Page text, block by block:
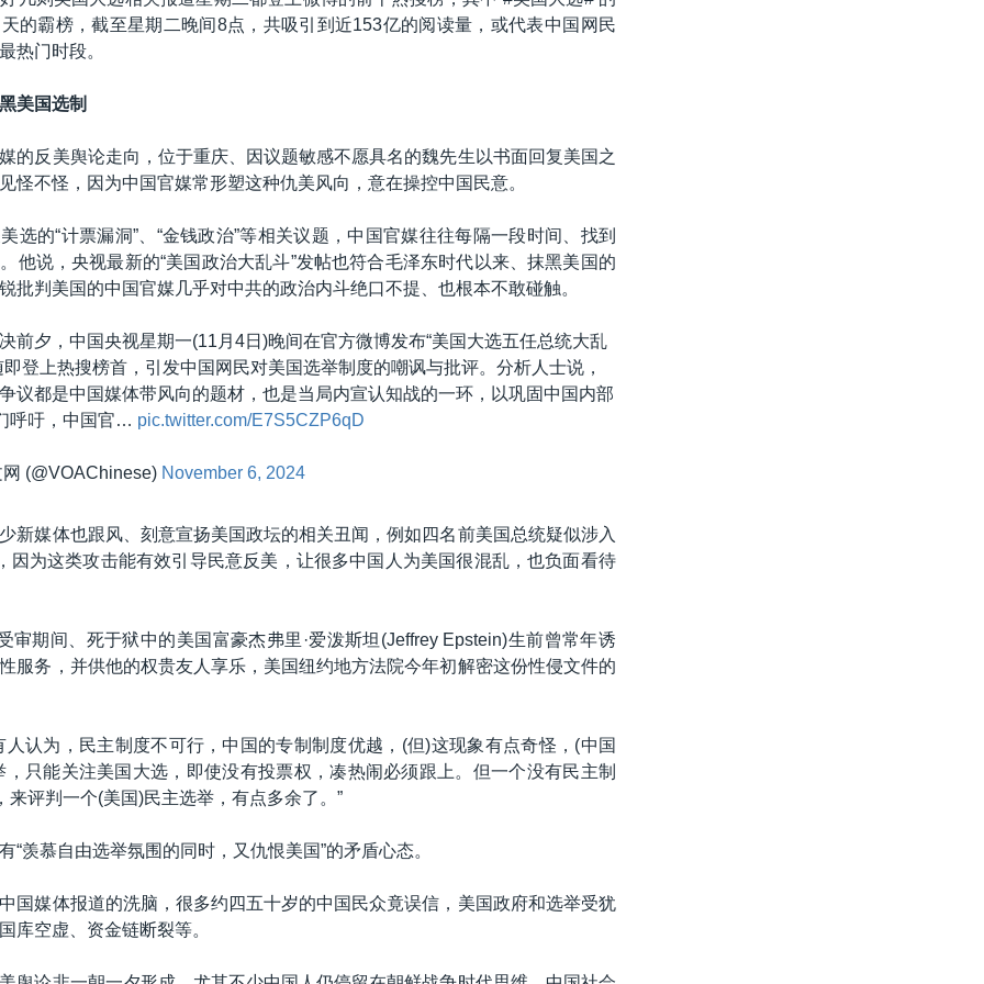
的霸榜，截至星期二晚间8点，共吸引到近153亿的阅读量，或代表中国网民
热门时段。
美国选制
的反美舆论走向，位于重庆、因议题敏感不愿具名的魏先生以书面回复美国之
怪不怪，因为中国官媒常形塑这种仇美风向，意在操控中国民意。
选的“计票漏洞”、“金钱政治”等相关议题，中国官媒往往每隔一段时间、找到
他说，央视最新的“美国政治大乱斗”发帖也符合毛泽东时代以来、抹黑美国的
批判美国的中国官媒几乎对中共的政治内斗绝口不提、也根本不敢碰触。
前夕，中国央视星期一(11月4日)晚间在官方微博发布“美国大选五任总统大乱
即登上热搜榜首，引发中国网民对美国选举制度的嘲讽与批评。分析人士说，
议都是中国媒体带风向的题材，也是当局内宣认知战的一环，以巩固中国内部
呼吁，中国官… pic.twitter.com/E7S5CZP6qD
(@VOAChinese) November 6, 2024
新媒体也跟风、刻意宣扬美国政坛的相关丑闻，例如四名前美国总统疑似涉入
因为这类攻击能有效引导民意反美，让很多中国人为美国很混乱，也负面看待
审期间、死于狱中的美国富豪杰弗里·爱泼斯坦(Jeffrey Epstein)生前曾常年诱
服务，并供他的权贵友人享乐，美国纽约地方法院今年初解密这份性侵文件的
人认为，民主制度不可行，中国的专制制度优越，(但)这现象有点奇怪，(中国
，只能关注美国大选，即使没有投票权，凑热闹必须跟上。但一个没有民主制
来评判一个(美国)民主选举，有点多余了。”
“羡慕自由选举氛围的同时，又仇恨美国”的矛盾心态。
国媒体报道的洗脑，很多约四五十岁的中国民众竟误信，美国政府和选举受犹
库空虚、资金链断裂等。